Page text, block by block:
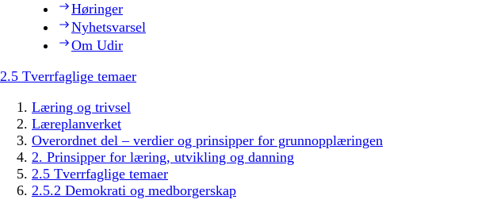
Høringer
Nyhetsvarsel
Om Udir
2.5 Tverrfaglige temaer
Læring og trivsel
Læreplanverket
Overordnet del – verdier og prinsipper for grunnopplæringen
2. Prinsipper for læring, utvikling og danning
2.5 Tverrfaglige temaer
2.5.2 Demokrati og medborgerskap